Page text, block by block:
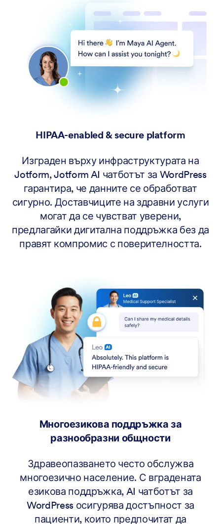
HIPAA-enabled & secure platform
Изграден върху инфраструктурата на
Jotform, Jotform AI чатботът за WordPress
гарантира, че данните се обработват
сигурно. Доставчиците на здравни услуги
могат да се чувстват уверени,
предлагайки дигитална поддръжка без да
правят компромис с поверителността.
Многоезикова поддръжка за
разнообразни общности
Здравеопазването често обслужва
многоезично население. С вградената
езикова поддръжка, AI чатботът за
WordPress осигурява достъпност за
пациенти, които предпочитат да